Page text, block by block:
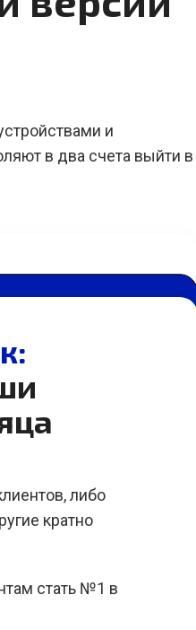
и
в два счета выйти в
либо
кратно
стать №1 в